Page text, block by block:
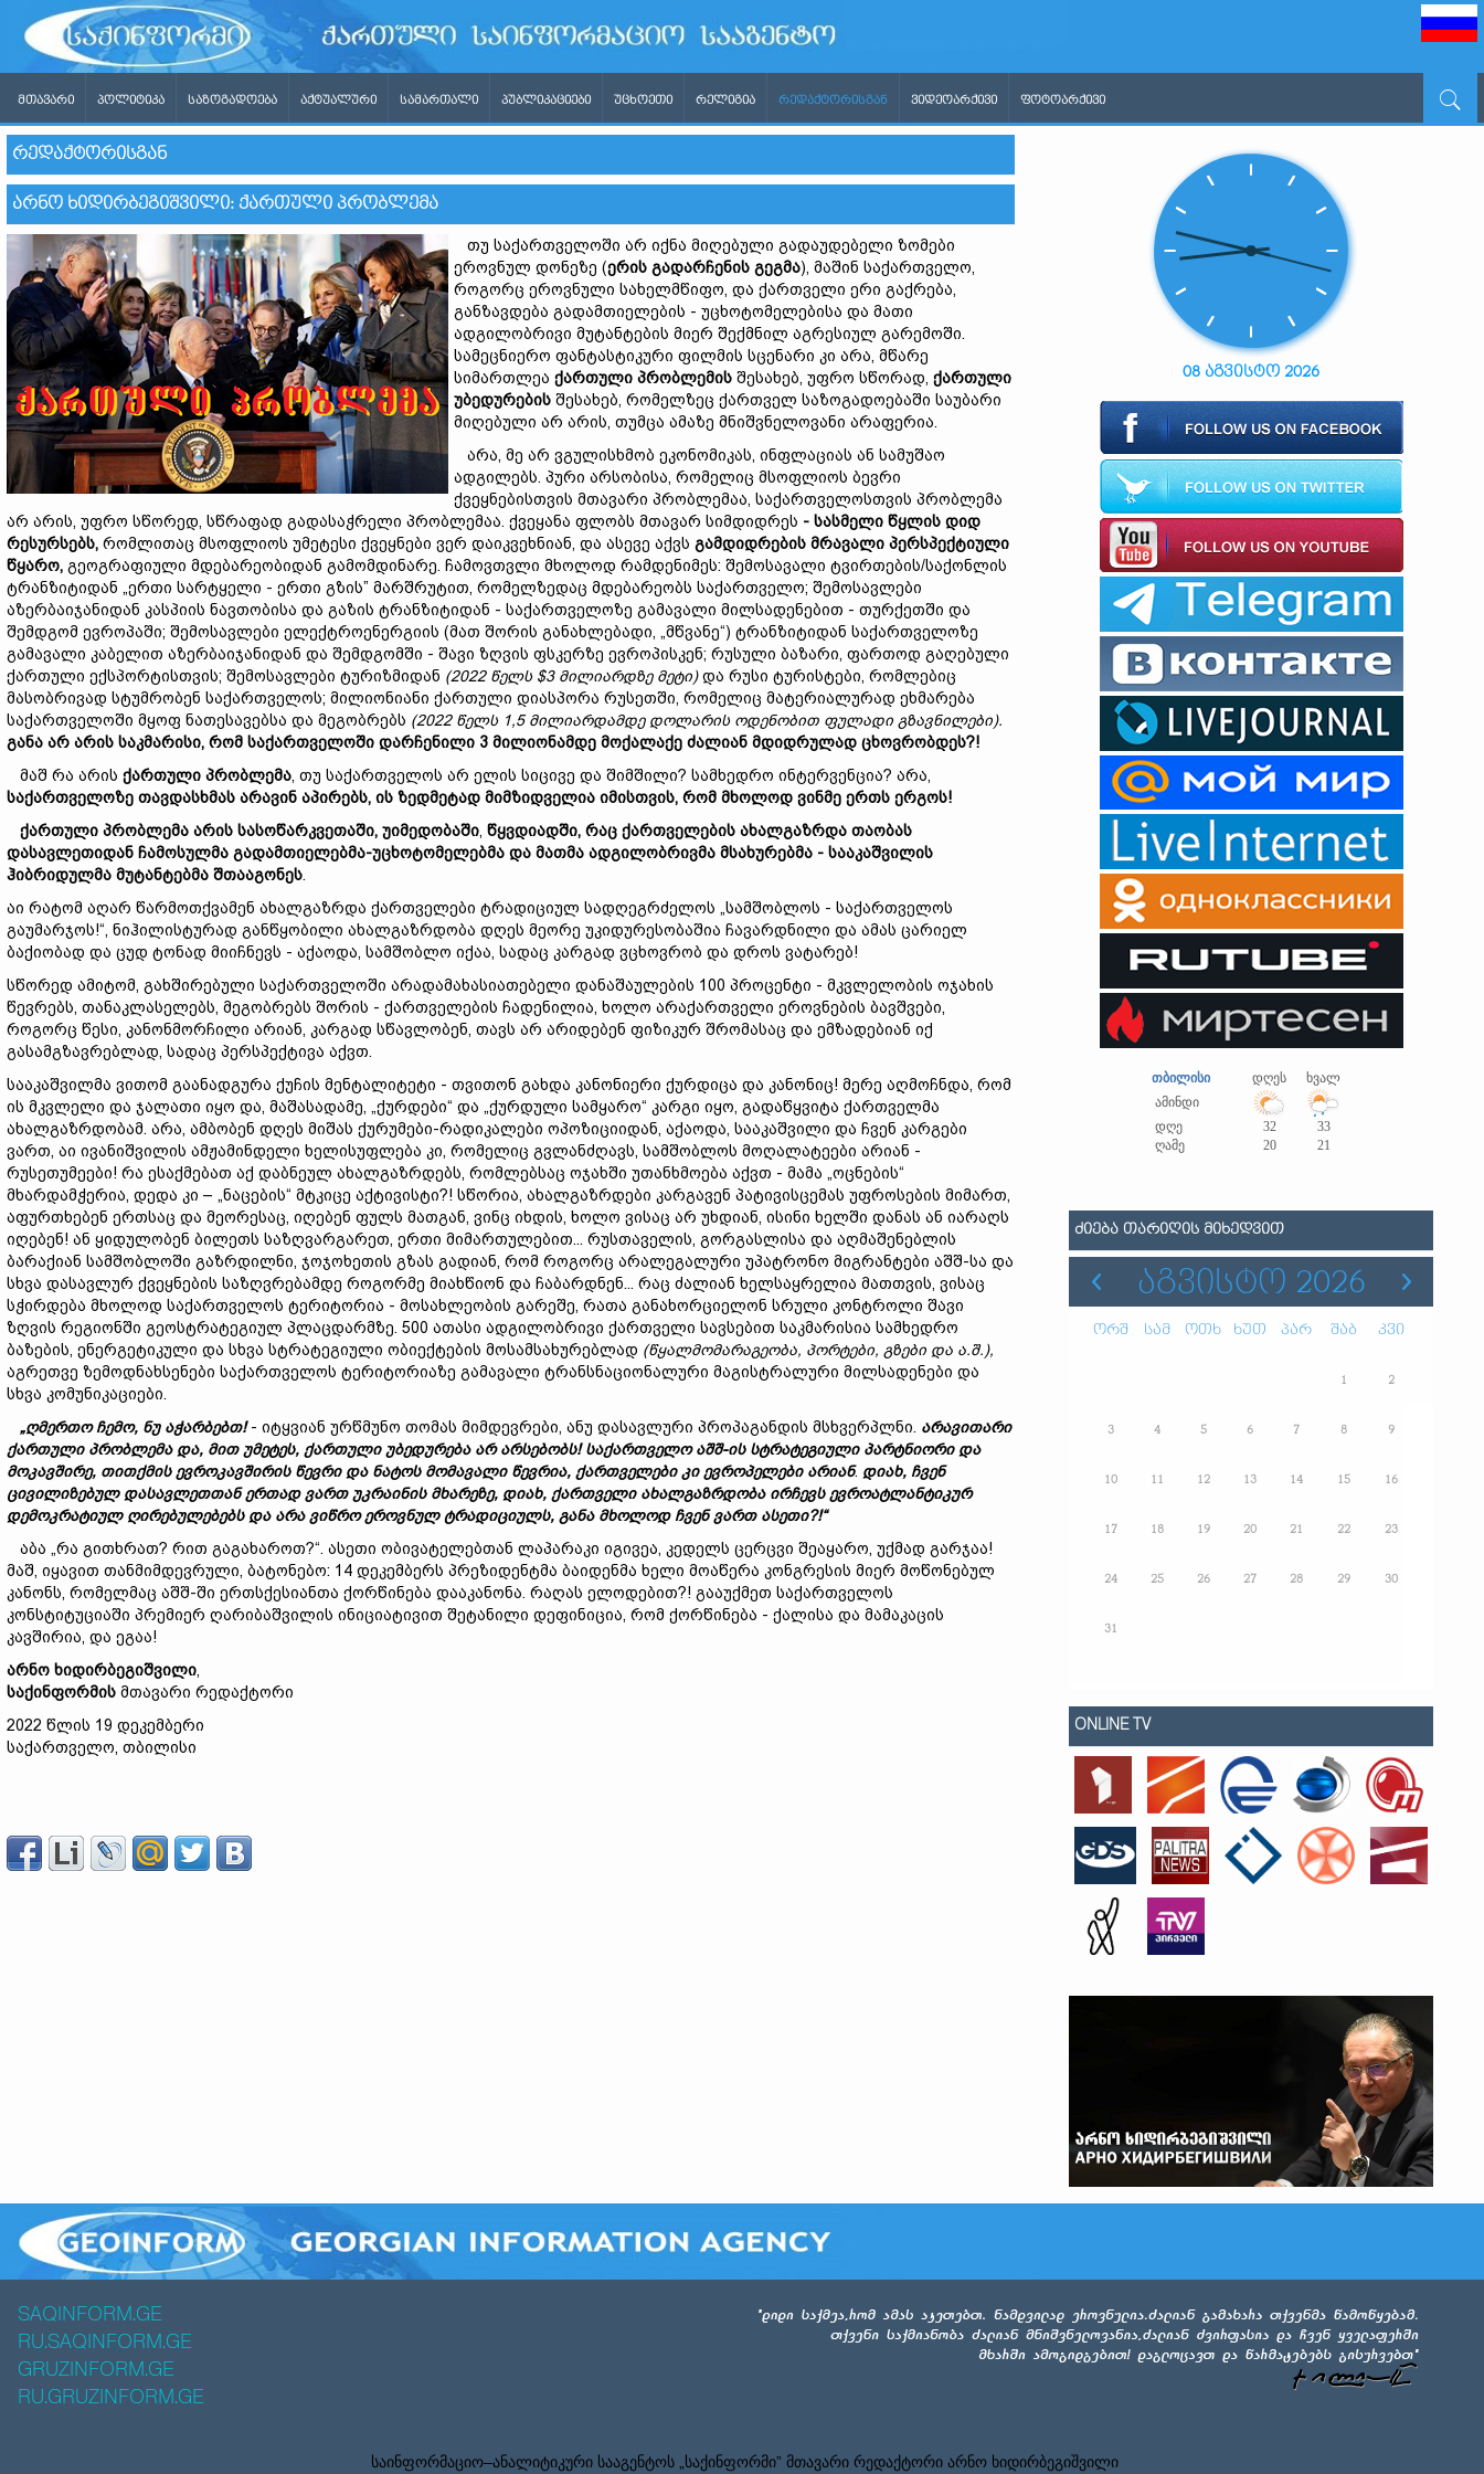
ᲛᲗᲐᲕᲐᲠᲘ ᲞᲝᲚᲘᲢᲘᲙᲐ ᲡᲐᲖᲝᲒᲐᲓᲝᲔᲑᲐ ᲐᲥᲢᲣᲐᲚᲣᲠᲘ ᲡᲐᲛᲐᲠᲗᲐᲚᲘ ᲞᲣᲑᲚᲘᲙᲐᲪᲘᲔᲑᲘ ᲣᲪᲮᲝᲔᲗᲘ ᲠᲔᲚᲘᲒᲘᲐ ᲠᲔᲓᲐᲥᲢᲝᲠᲘᲡᲒᲐᲜ ᲕᲘᲓᲔᲝᲐᲠᲥᲘᲕᲘ ᲤᲝᲢᲝᲐᲠᲥᲘᲕᲘ
ᲠᲔᲓᲐᲥᲢᲝᲠᲘᲡᲒᲐᲜ
ᲐᲠᲜᲝ ᲮᲘᲓᲘᲠᲑᲔᲒᲘᲨᲕᲘᲚᲘ: ᲥᲐᲠᲗᲣᲚᲘ ᲞᲠᲝᲑᲚᲔᲛᲐ
თუ საქართველოში არ იქნა მიღებული გადაუდებელი ზომები
ეროვნულ დონეზე (ერის გადარჩენის გეგმა), მაშინ საქართველო,
როგორც ეროვნული სახელმწიფო, და ქართველი ერი გაქრება,
განზავდება გადამთიელების - უცხოტომელებისა და მათი
ადგილობრივი მუტანტების მიერ შექმნილ აგრესიულ გარემოში.
სამეცნიერო ფანტასტიკური ფილმის სცენარი კი არა, მწარე
სიმართლეა ქართული პრობლემის შესახებ, უფრო სწორად, ქართული
უბედურების შესახებ, რომელზეც ქართველ საზოგადოებაში საუბარი
მიღებული არ არის, თუმცა ამაზე მნიშვნელოვანი არაფერია.
არა, მე არ ვგულისხმობ ეკონომიკას, ინფლაციას ან სამუშაო
ადგილებს. პური არსობისა, რომელიც მსოფლიოს ბევრი
ქვეყნებისთვის მთავარი პრობლემაა, საქართველოსთვის პრობლემა
არ არის, უფრო სწორედ, სწრაფად გადასაჭრელი პრობლემაა. ქვეყანა ფლობს მთავარ სიმდიდრეს - სასმელი წყლის დიდ
რესურსებს, რომლითაც მსოფლიოს უმეტესი ქვეყნები ვერ დაიკვეხნიან, და ასევე აქვს გამდიდრების მრავალი პერსპექტიული
წყარო, გეოგრაფიული მდებარეობიდან გამომდინარე. ჩამოვთვლი მხოლოდ რამდენიმეს: შემოსავალი ტვირთების/საქონლის
ტრანზიტიდან „ერთი სარტყელი - ერთი გზის” მარშრუტით, რომელზედაც მდებარეობს საქართველო; შემოსავლები
აზერბაიჯანიდან კასპიის ნავთობისა და გაზის ტრანზიტიდან - საქართველოზე გამავალი მილსადენებით - თურქეთში და
შემდგომ ევროპაში; შემოსავლები ელექტროენერგიის (მათ შორის განახლებადი, „მწვანე“) ტრანზიტიდან საქართველოზე
გამავალი კაბელით აზერბაიჯანიდან და შემდგომში - შავი ზღვის ფსკერზე ევროპისკენ; რუსული ბაზარი, ფართოდ გაღებული
ქართული ექსპორტისთვის; შემოსავლები ტურიზმიდან (2022 წელს $3 მილიარდზე მეტი)და რუსი ტურისტები, რომლებიც
მასობრივად სტუმრობენ საქართველოს; მილიონიანი ქართული დიასპორა რუსეთში, რომელიც მატერიალურად ეხმარება
საქართველოში მყოფ ნათესავებსა და მეგობრებს (2022 წელს1,5მილიარდამდე დოლარის ოდენობით ფულადი გზავნილები).
განა არ არის საკმარისი, რომ საქართველოში დარჩენილი 3 მილიონამდე მოქალაქე ძალიან მდიდრულად ცხოვრობდეს?!
მაშ რა არის ქართული პრობლემა, თუ საქართველოს არ ელის სიცივე და შიმშილი? სამხედრო ინტერვენცია? არა,
საქართველოზე თავდასხმას არავინ აპირებს, ის ზედმეტად მიმზიდველია იმისთვის, რომ მხოლოდ ვინმე ერთს ერგოს!
ქართული პრობლემა არის სასოწარკვეთაში, უიმედობაში, წყვდიადში, რაც ქართველების ახალგაზრდა თაობას
დასავლეთიდან ჩამოსულმა გადამთიელებმა-უცხოტომელებმა და მათმა ადგილობრივმა მსახურებმა - სააკაშვილის
ჰიბრიდულმა მუტანტებმა შთააგონეს.
აი რატომ აღარ წარმოთქვამენ ახალგაზრდა ქართველები ტრადიციულ სადღეგრძელოს „სამშობლოს - საქართველოს
გაუმარჯოს!“, ნიჰილისტურად განწყობილი ახალგაზრდობა დღეს მეორე უკიდურესობაშია ჩავარდნილი და ამას ცარიელ
ბაქიობად და ცუდ ტონად მიიჩნევს - აქაოდა, სამშობლო იქაა, სადაც კარგად ვცხოვრობ და დროს ვატარებ!
სწორედ ამიტომ, გახშირებული საქართველოში არადამახასიათებელი დანაშაულების 100 პროცენტი - მკვლელობის ოჯახის
წევრებს, თანაკლასელებს, მეგობრებს შორის - ქართველების ჩადენილია, ხოლო არაქართველი ეროვნების ბავშვები,
როგორც წესი, კანონმორჩილი არიან, კარგად სწავლობენ, თავს არ არიდებენ ფიზიკურ შრომასაც და ემზადებიან იქ
გასამგზავრებლად, სადაც პერსპექტივა აქვთ.
სააკაშვილმა ვითომ გაანადგურა ქუჩის მენტალიტეტი - თვითონ გახდა კანონიერი ქურდიცა და კანონიც! მერე აღმოჩნდა, რომ
ის მკვლელი და ჯალათი იყო და, მაშასადამე, „ქურდები“ და „ქურდული სამყარო“ კარგი იყო, გადაწყვიტა ქართველმა
ახალგაზრდობამ. არა, ამბობენ დღეს მიშას ქურუმები-რადიკალები ოპოზიციიდან, აქაოდა, სააკაშვილი და ჩვენ კარგები
ვართ, აი ივანიშვილის ამჟამინდელი ხელისუფლება კი, რომელიც გვლანძღავს, სამშობლოს მოღალატეები არიან -
რუსეთუმეები! რა ესაქმებათ აქ დაბნეულ ახალგაზრდებს, რომლებსაც ოჯახში უთანხმოება აქვთ - მამა „ოცნების“
მხარდამჭერია, დედა კი – „ნაცების“ მტკიცე აქტივისტი?! სწორია, ახალგაზრდები კარგავენ პატივისცემას უფროსების მიმართ,
აფურთხებენ ერთსაც და მეორესაც, იღებენ ფულს მათგან, ვინც იხდის, ხოლო ვისაც არ უხდიან, ისინი ხელში დანას ან იარაღს
იღებენ! ან ყიდულობენ ბილეთს საზღვარგარეთ, ერთი მიმართულებით... რუსთაველის, გორგასლისა და აღმაშენებლის
ბარაქიან სამშობლოში გაზრდილნი, ჯოჯოხეთის გზას გადიან, რომ როგორც არალეგალური უპატრონო მიგრანტები აშშ-სა და
სხვა დასავლურ ქვეყნების საზღვრებამდე როგორმე მიახწიონ და ჩაბარდნენ... რაც ძალიან ხელსაყრელია მათთვის, ვისაც
სჭირდება მხოლოდ საქართველოს ტერიტორია - მოსახლეობის გარეშე, რათა განახორციელონ სრული კონტროლი შავი
ზღვის რეგიონში გეოსტრატეგიულ პლაცდარმზე. 500 ათასი ადგილობრივი ქართველი სავსებით საკმარისია სამხედრო
ბაზების, ენერგეტიკული და სხვა სტრატეგიული ობიექტების მოსამსახურებლად (წყალმომარაგეობა, პორტები, გზები და ა.შ.),
აგრეთვე ზემოდნახსენები საქართველოს ტერიტორიაზე გამავალი ტრანსნაციონალური მაგისტრალური მილსადენები და
სხვა კომუნიკაციები.
„ღმერთო ჩემო, ნუ აჭარბებთ!- იტყვიან ურწმუნო თომას მიმდევრები, ანუ დასავლური პროპაგანდის მსხვერპლნი. არავითარი
ქართული პრობლემა და, მით უმეტეს, ქართული უბედურებაარ არსებობს! საქართველოაშშ-ის სტრატეგიული პარტნიორი და
მოკავშირე, თითქმის ევროკავშირის წევრი და ნატოს მომავალი წევრია, ქართველები კი ევროპელები არიან. დიახ, ჩვენ
ცივილიზებულ დასავლეთთანერთად ვართ უკრაინის მხარეზე, დიახ, ქართველი ახალგაზრდობა ირჩევს ევროატლანტიკურ
დემოკრატიულ ღირებულებებს და არა ვიწროეროვნულ ტრადიციულს, განა მხოლოდ ჩვენვართასეთი?!“
აბა „რა გითხრათ? რით გაგახაროთ?“. ასეთი ობივატელებთან ლაპარაკი იგივეა, კედელს ცერცვი შეაყარო, უქმად გარჯაა!
მაშ, იყავით თანმიმდევრული, ბატონებო: 14 დეკემბერს პრეზიდენტმა ბაიდენმა ხელი მოაწერა კონგრესის მიერ მოწონებულ
კანონს, რომელმაც აშშ-ში ერთსქესიანთა ქორწინება დააკანონა. რაღას ელოდებით?! გააუქმეთ საქართველოს
კონსტიტუციაში პრემიერ ღარიბაშვილის ინიციატივით შეტანილი დეფინიცია, რომ ქორწინება - ქალისა და მამაკაცის
კავშირია, და ეგაა!
არნო ხიდირბეგიშვილი,
საქინფორმის მთავარი რედაქტორი
2022 წლის 19 დეკემბერი
საქართველო, თბილისი
08 აგვისტო 2026
თბილისი დღეს
ხვალ
ამინდი
დღე
32
33
ღამე
20 21
ᲫᲘᲔᲑᲐ ᲗᲐᲠᲘᲦᲘᲡ ᲛᲘᲮᲔᲓᲕᲘᲗ
ᲐᲒᲕᲘᲡᲢᲝ 2026
ორშ სამ ოთხ ხუთ პარ შაბ კვი
1 2
3 4 5 6 7 8 9
10 11 12 13 14 15 16
17 18 19 20 21 22 23
24 25 26 27 28 29 30
31
ONLINE TV
SAQINFORM.GE
RU.SAQINFORM.GE
GRUZINFORM.GE
RU.GRUZINFORM.GE
საინფორმაციო–ანალიტიკური სააგენტოს „საქინფორმი” მთავარი რედაქტორი არნო ხიდირბეგიშვილი